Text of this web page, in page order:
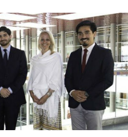
embargo, estas son las...